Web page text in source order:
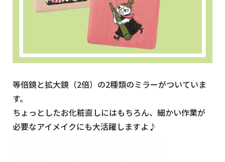
等倍鏡と拡大鏡（2倍）の2種類のミラーがついていま
す。
ちょっとしたお化粧直しにはもちろん、細かい作業が
必要なアイメイクにも大活躍しますよ♪